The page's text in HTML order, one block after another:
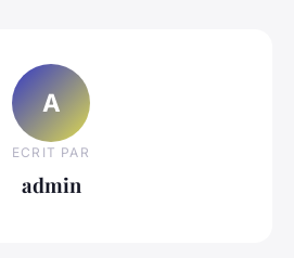
A
ECRIT PAR
admin